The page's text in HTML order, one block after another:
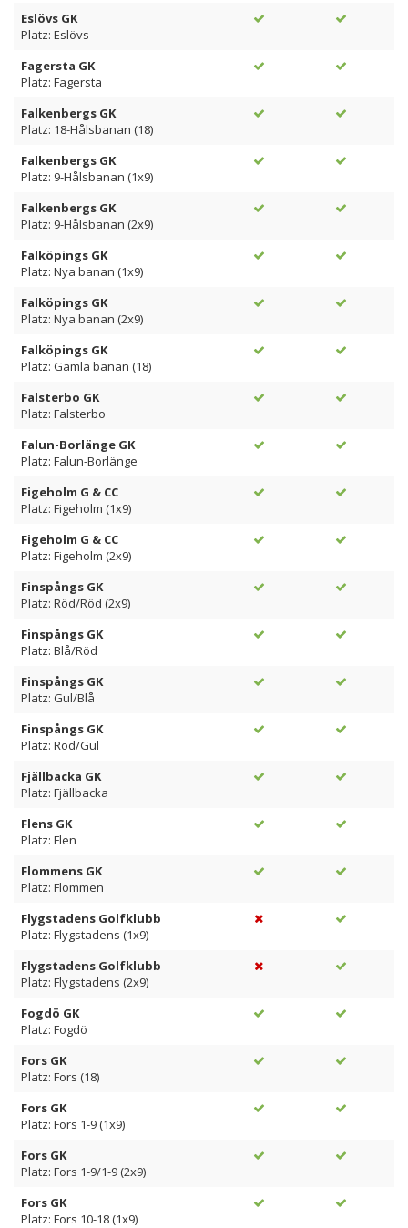
Eslövs GK
Platz: Eslövs
Fagersta GK
Platz: Fagersta
Falkenbergs GK
Platz: 18-Hålsbanan (18)
Falkenbergs GK
Platz: 9-Hålsbanan (1x9)
Falkenbergs GK
Platz: 9-Hålsbanan (2x9)
Falköpings GK
Platz: Nya banan (1x9)
Falköpings GK
Platz: Nya banan (2x9)
Falköpings GK
Platz: Gamla banan (18)
Falsterbo GK
Platz: Falsterbo
Falun-Borlänge GK
Platz: Falun-Borlänge
Figeholm G & CC
Platz: Figeholm (1x9)
Figeholm G & CC
Platz: Figeholm (2x9)
Finspångs GK
Platz: Röd/Röd (2x9)
Finspångs GK
Platz: Blå/Röd
Finspångs GK
Platz: Gul/Blå
Finspångs GK
Platz: Röd/Gul
Fjällbacka GK
Platz: Fjällbacka
Flens GK
Platz: Flen
Flommens GK
Platz: Flommen
Flygstadens Golfklubb
Platz: Flygstadens (1x9)
Flygstadens Golfklubb
Platz: Flygstadens (2x9)
Fogdö GK
Platz: Fogdö
Fors GK
Platz: Fors (18)
Fors GK
Platz: Fors 1-9 (1x9)
Fors GK
Platz: Fors 1-9/1-9 (2x9)
Fors GK
Platz: Fors 10-18 (1x9)